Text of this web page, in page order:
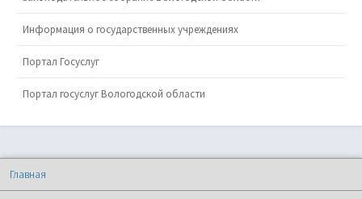
Информация о государственных учреждениях
Портал Госуслуг
Портал госуслуг Вологодской области
Главная